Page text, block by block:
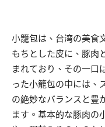
小籠包は、台湾の美食
もちとした皮に、豚肉
まれており、その一口
った小籠包の中には、
の絶妙なバランスと豊
ます。基本的な豚肉の